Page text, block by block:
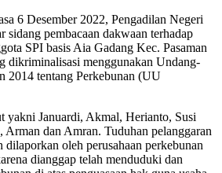
6 Desember 2022, Pengadilan Negeri
sidang pembacaan dakwaan terhadap
SPI basis Aia Gadang Kec. Pasaman
dikriminalisasi menggunakan Undang-
2014 tentang Perkebunan (UU
yakni Januardi, Akmal, Herianto, Susi
Arman dan Amran. Tuduhan pelanggaran
oleh perusahaan perkebunan
dianggap telah menduduki dan